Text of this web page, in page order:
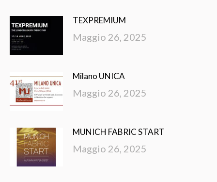
TEXPREMIUM
Maggio 26, 2025
Milano UNICA
Maggio 26, 2025
MUNICH FABRIC START
Maggio 26, 2025